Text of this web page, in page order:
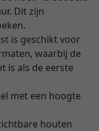
Dit zijn
is geschikt voor
waarbij de
is als de eerste
met een hoogte
houten